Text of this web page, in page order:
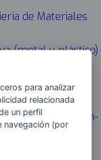
de Materiales
(metal y plástico)
Industrial
and
with High-
Ambientales
para analizar
relacionada
un perfil
navegación (por